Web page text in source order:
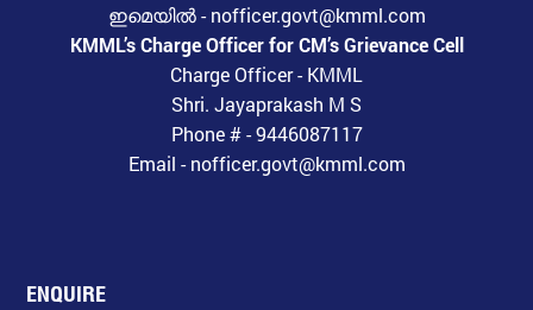
ഇമെയിൽ - nofficer.govt@kmml.com
KMML’s Charge Officer for CM’s Grievance Cell
Charge Officer - KMML
Shri. Jayaprakash M S
Phone # - 9446087117
Email - nofficer.govt@kmml.com
ENQUIRE